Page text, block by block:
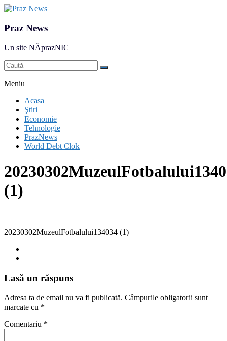
Praz News
Un site NĂprazNIC
Meniu
Acasa
Ştiri
Economie
Tehnologie
PrazNews
World Debt Clok
(1)
20230302MuzeulFotbalului134034 (1)
Lasă un răspuns
Adresa ta de email nu va fi publicată. Câmpurile obligatorii sunt
marcate cu *
Comentariu *